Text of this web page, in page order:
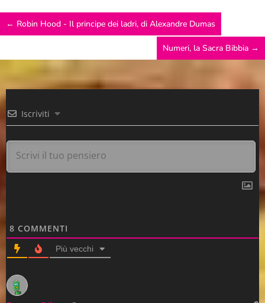
← Robin Hood - Il principe dei ladri, di Alexandre Dumas
Numeri, la Sacra Bibbia →
Iscriviti
8 COMMENTI
Più vecchi